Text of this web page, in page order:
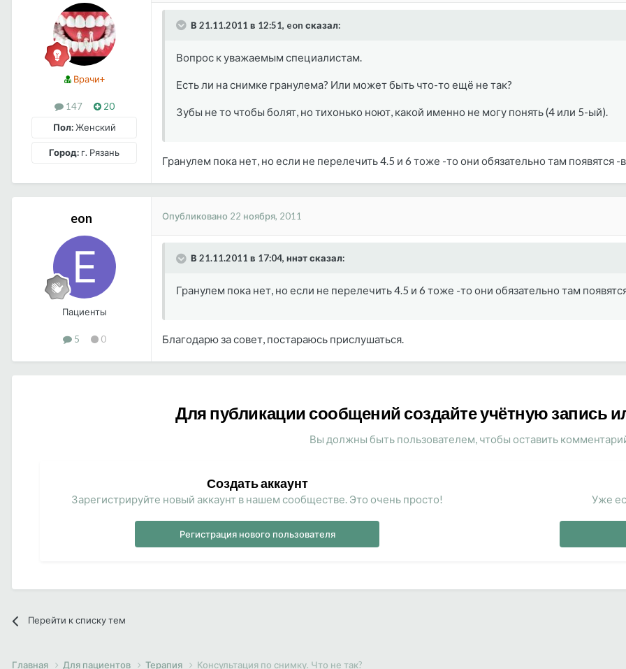
Врачи+
147
20
Пол:Женский
Город: г. Рязань
В 21.11.2011 в 12:51, eon сказал:
Вопрос к уважаемым специалистам.
Есть ли на снимке гранулема? Или может быть что-то ещё не так?
Зубы не то чтобы болят, но тихонько ноют, какой именно не могу понять (4 или 5-ый).
Гранулем пока нет, но если не перелечить 4.5 и 6 тоже -то они обязательно там появятся -
eon
Пациенты
5 0
Опубликовано 22 ноября, 2011
В 21.11.2011 в 17:04, ннэт сказал:
Гранулем пока нет, но если не перелечить 4.5 и 6 тоже -то они обязательно там
Благодарю за совет, постараюсь прислушаться.
Для публикации сообщений создайте учётную запись
Вы должны быть пользователем, чтобы оставить
Создать аккаунт
Зарегистрируйте новый аккаунт в нашем сообществе. Это очень просто!
Регистрация нового пользователя
Уже
Перейти к списку тем
Главная Для пациентов Терапия Консультация по снимку. Что не так?